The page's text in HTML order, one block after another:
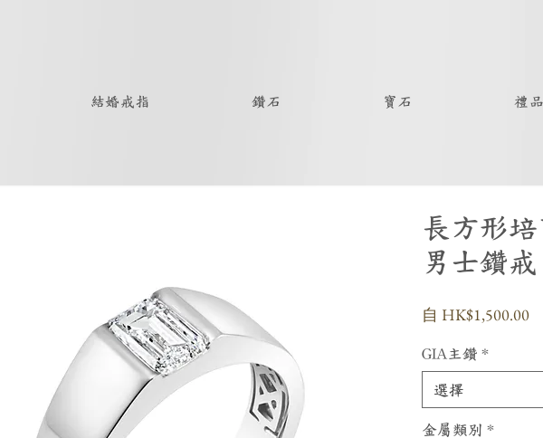
結婚戒指 鑽石 寶石 禮品
長方形
男士鑽戒
自 HK$1,500.00促
GIA主鑽 *
選擇
金屬類別 *